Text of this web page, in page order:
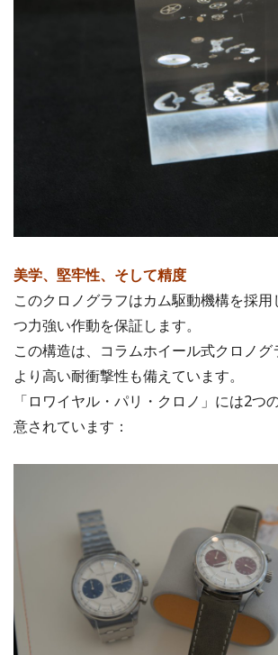
美学、堅牢性、そして精度
このクロノグラフはカム駆動機構を採
つ力強い作動を保証します。
この構造は、コラムホイール式クロノグ
より高い耐衝撃性も備えています。
「ロワイヤル・パリ・クロノ」には2つ
意されています：